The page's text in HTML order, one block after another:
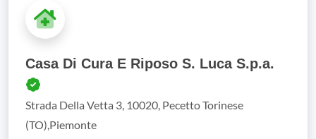
Casa Di Cura E Riposo S. Luca S.p.a.
Strada Della Vetta 3, 10020, Pecetto Torinese
(TO),Piemonte